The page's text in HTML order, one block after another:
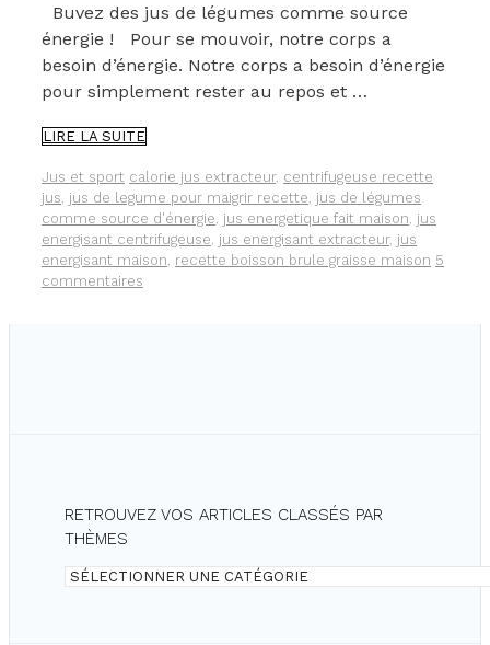
Buvez des jus de légumes comme source
énergie ! Pour se mouvoir, notre corps a
besoin d’énergie. Notre corps a besoin d’énergie
pour simplement rester au repos et …
LIRE LA SUITEDES
DE
LÉGUMES
POUR
GAGNER
EN
Catégories
Jus et sport Étiquettes
calorie jus extracteur, centrifugeuse recette
jus jus de legume pour maigrir recette jus de légumes
comme source d'énergie jus energetique fait maison jus
energisant centrifugeuse jus energisant extracteur, jus
energisant maison recette boisson brule graisse maison 5
commentaires
RETROUVEZ VOS ARTICLES CLASSÉS PAR
THÈMES
Retrouvez